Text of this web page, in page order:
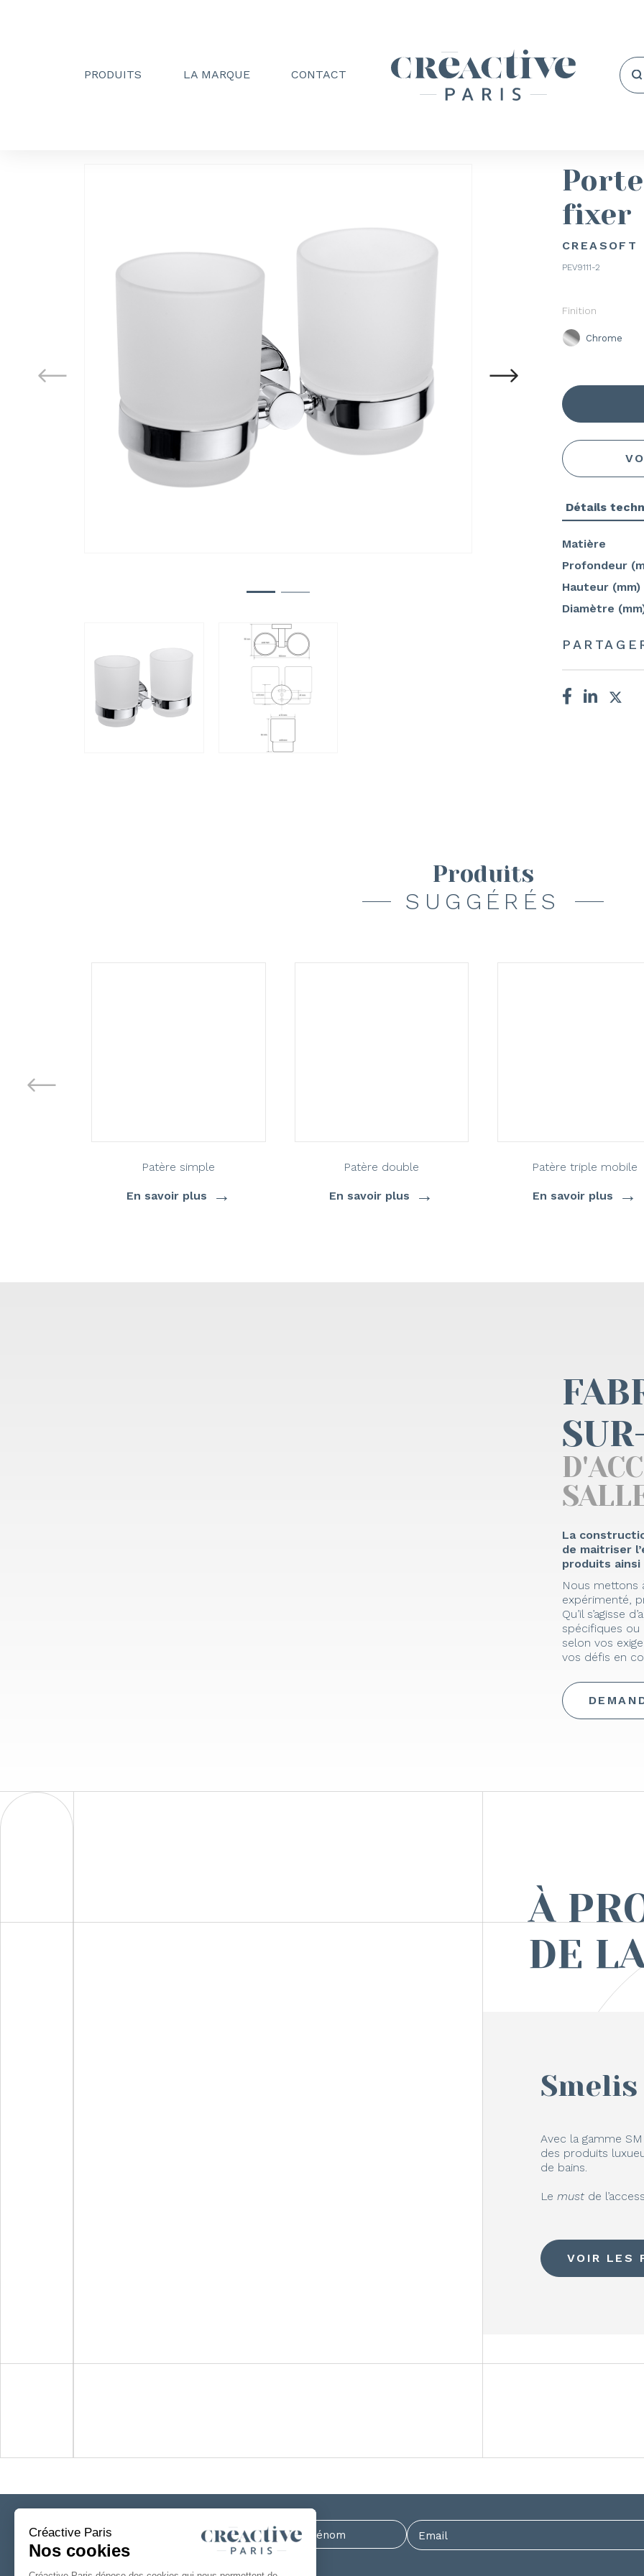
PRODUITS LA MARQUE CONTACT
fixer
CREASOFT
PEV9111-2
Finition
Chrome
Détails
Matière
Profondeur
Hauteur (mm)
Diamètre
Produits
SUGGÉRÉS
Patère simple
En savoir plus →
Patère double
En savoir plus →
Patère triple mobile
En savoir plus →
La
de maitriser
produits ainsi
Nous mettons
expérimenté,
Qu’il s’agisse
spécifiques
selon vos
vos défis en
À
DE
Smelis
Avec la gamme
des produits
de bains.
Le must de
VOIR LES
à notre newsletter